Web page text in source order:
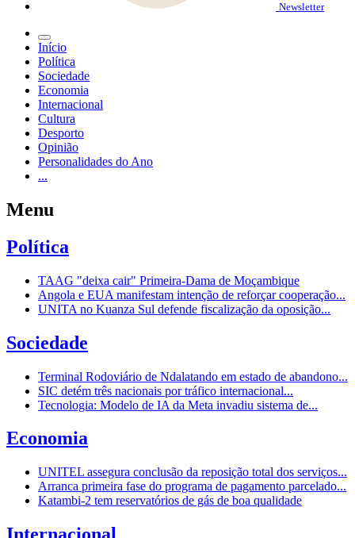
Newsletter
Início
Política
Sociedade
Economia
Internacional
Cultura
Desporto
Opinião
Personalidades do Ano
...
Menu
Política
TAAG "deixa cair" Primeira-Dama de Moçambique
Angola e EUA manifestam intenção de reforçar cooperação...
UNITA no Kuanza Sul defende fiscalização da oposição...
Sociedade
Terminal Rodoviário de Ndalatando em estado de abandono...
SIC detém três nacionais por tráfico internacional...
Tecnologia: Modelo de IA da Meta invadiu sistema de...
Economia
UNITEL assegura conclusão da reposição total dos serviços...
Arranca primeira fase do programa de pagamento parcelado...
Katambi-2 tem reservatórios de gás de boa qualidade